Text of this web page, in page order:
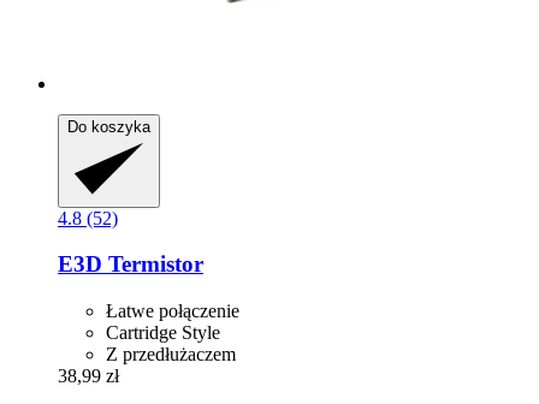
Do koszyka
4.8 (52)
E3D Termistor
Łatwe połączenie
Cartridge Style
Z przedłużaczem
38,99 zł